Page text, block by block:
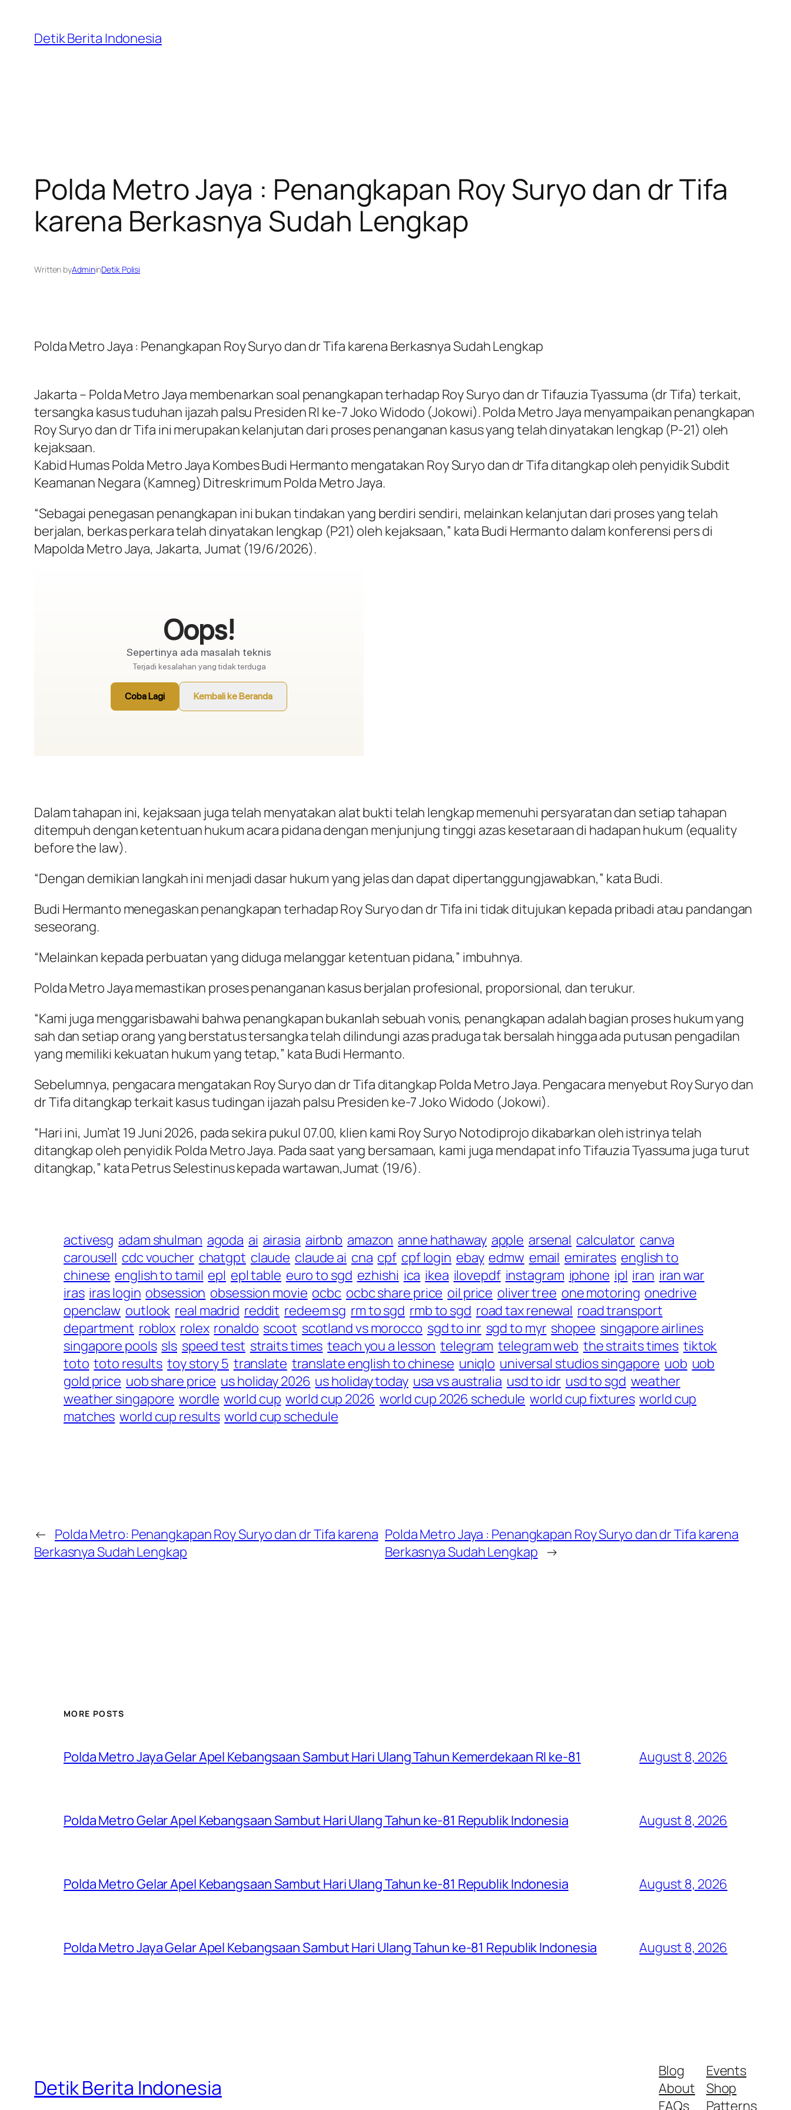
content
Detik Berita Indonesia
Polda Metro Jaya : Penangkapan Roy Suryo dan dr Tifa
karena Berkasnya Sudah Lengkap
Written byAdmininDetik Polisi
Polda Metro Jaya : Penangkapan Roy Suryo dan dr Tifa karena Berkasnya Sudah Lengkap
Jakarta – Polda Metro Jaya membenarkan soal penangkapan terhadap Roy Suryo dan dr Tifauzia Tyassuma (dr Tifa) terkait,
tersangka kasus tuduhan ijazah palsu Presiden RI ke-7 Joko Widodo (Jokowi). Polda Metro Jaya menyampaikan penangkapan
Roy Suryo dan dr Tifa ini merupakan kelanjutan dari proses penanganan kasus yang telah dinyatakan lengkap (P-21) oleh
kejaksaan.
Kabid Humas Polda Metro Jaya Kombes Budi Hermanto mengatakan Roy Suryo dan dr Tifa ditangkap oleh penyidik Subdit
Keamanan Negara (Kamneg) Ditreskrimum Polda Metro Jaya.
“Sebagai penegasan penangkapan ini bukan tindakan yang berdiri sendiri, melainkan kelanjutan dari proses yang telah
berjalan, berkas perkara telah dinyatakan lengkap (P21) oleh kejaksaan,” kata Budi Hermanto dalam konferensi pers di
Mapolda Metro Jaya, Jakarta, Jumat (19/6/2026).
Dalam tahapan ini, kejaksaan juga telah menyatakan alat bukti telah lengkap memenuhi persyaratan dan setiap tahapan
ditempuh dengan ketentuan hukum acara pidana dengan menjunjung tinggi azas kesetaraan di hadapan hukum (equality
before the law).
“Dengan demikian langkah ini menjadi dasar hukum yang jelas dan dapat dipertanggungjawabkan,” kata Budi.
Budi Hermanto menegaskan penangkapan terhadap Roy Suryo dan dr Tifa ini tidak ditujukan kepada pribadi atau pandangan
seseorang.
“Melainkan kepada perbuatan yang diduga melanggar ketentuan pidana,” imbuhnya.
Polda Metro Jaya memastikan proses penanganan kasus berjalan profesional, proporsional, dan terukur.
“Kami juga menggarisbawahi bahwa penangkapan bukanlah sebuah vonis, penangkapan adalah bagian proses hukum yang
sah dan setiap orang yang berstatus tersangka telah dilindungi azas praduga tak bersalah hingga ada putusan pengadilan
yang memiliki kekuatan hukum yang tetap,” kata Budi Hermanto.
Sebelumnya, pengacara mengatakan Roy Suryo dan dr Tifa ditangkap Polda Metro Jaya. Pengacara menyebut Roy Suryo dan
dr Tifa ditangkap terkait kasus tudingan ijazah palsu Presiden ke-7 Joko Widodo (Jokowi).
“Hari ini, Jum’at 19 Juni 2026, pada sekira pukul 07.00, klien kami Roy Suryo Notodiprojo dikabarkan oleh istrinya telah
ditangkap oleh penyidik Polda Metro Jaya. Pada saat yang bersamaan, kami juga mendapat info Tifauzia Tyassuma juga turut
ditangkap,” kata Petrus Selestinus kepada wartawan,Jumat (19/6).
activesg adam shulman agoda ai airasia airbnb amazon anne hathaway apple arsenal calculator canva
carousell cdc voucher chatgpt claude claude ai cna cpf cpf login ebay edmw email emirates english to
chinese english to tamil epl epl table euro to sgd ezhishi ica ikea ilovepdf instagram iphone ipl iran iran war
iras iras login obsession obsession movie ocbc ocbc share price oil price oliver tree one motoring onedrive
openclaw outlook real madrid reddit redeem sg rm to sgd rmb to sgd road tax renewal road transport
department roblox rolex ronaldo scoot scotland vs morocco sgd to inr sgd to myr shopee singapore airlines
singapore pools sls speed test straits times teach you a lesson telegram telegram web the straits times tiktok
toto toto results toy story 5 translate translate english to chinese uniqlo universal studios singapore uob uob
gold price uob share price us holiday 2026 us holiday today usa vs australia usd to idr usd to sgd weather
weather singapore wordle world cup world cup 2026 world cup 2026 schedule world cup fixtures world cup
matches world cup results world cup schedule
← Polda Metro: Penangkapan Roy Suryo dan dr Tifa karena
Berkasnya Sudah Lengkap
Polda Metro Jaya : Penangkapan Roy Suryo dan dr Tifa karena
Berkasnya Sudah Lengkap →
MORE POSTS
Polda Metro Jaya Gelar Apel Kebangsaan Sambut Hari Ulang Tahun Kemerdekaan RI ke-81 August 8, 2026
Polda Metro Gelar Apel Kebangsaan Sambut Hari Ulang Tahun ke-81 Republik Indonesia August 8, 2026
Polda Metro Gelar Apel Kebangsaan Sambut Hari Ulang Tahun ke-81 Republik Indonesia August 8, 2026
Polda Metro Jaya Gelar Apel Kebangsaan Sambut Hari Ulang Tahun ke-81 Republik Indonesia August 8, 2026
Detik Berita Indonesia
Blog
About
FAQs
Events
Shop
Patterns